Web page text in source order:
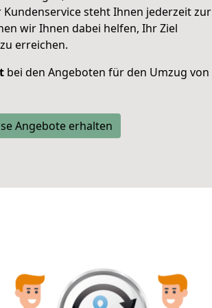
steht Ihnen jederzeit zur
wir Ihnen dabei helfen, Ihr Ziel
erreichen.
bei den Angeboten für den Umzug von
Angebote erhalten